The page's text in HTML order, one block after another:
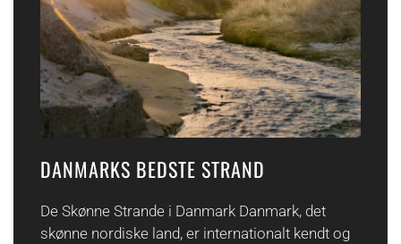
DANMARKS BEDSTE STRAND
De Skønne Strande i Danmark Danmark, det
skønne nordiske land, er internationalt kendt og